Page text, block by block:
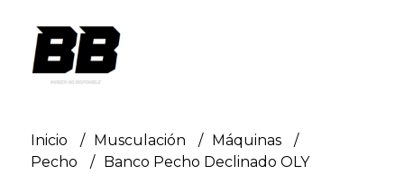
Inicio Musculación
Máquinas
Pecho
Banco Pecho Declinado OLY